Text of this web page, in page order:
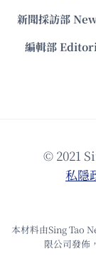
新聞採訪部
編輯部
© 2021
私隱
本材料由Sing Tao
限公司發佈